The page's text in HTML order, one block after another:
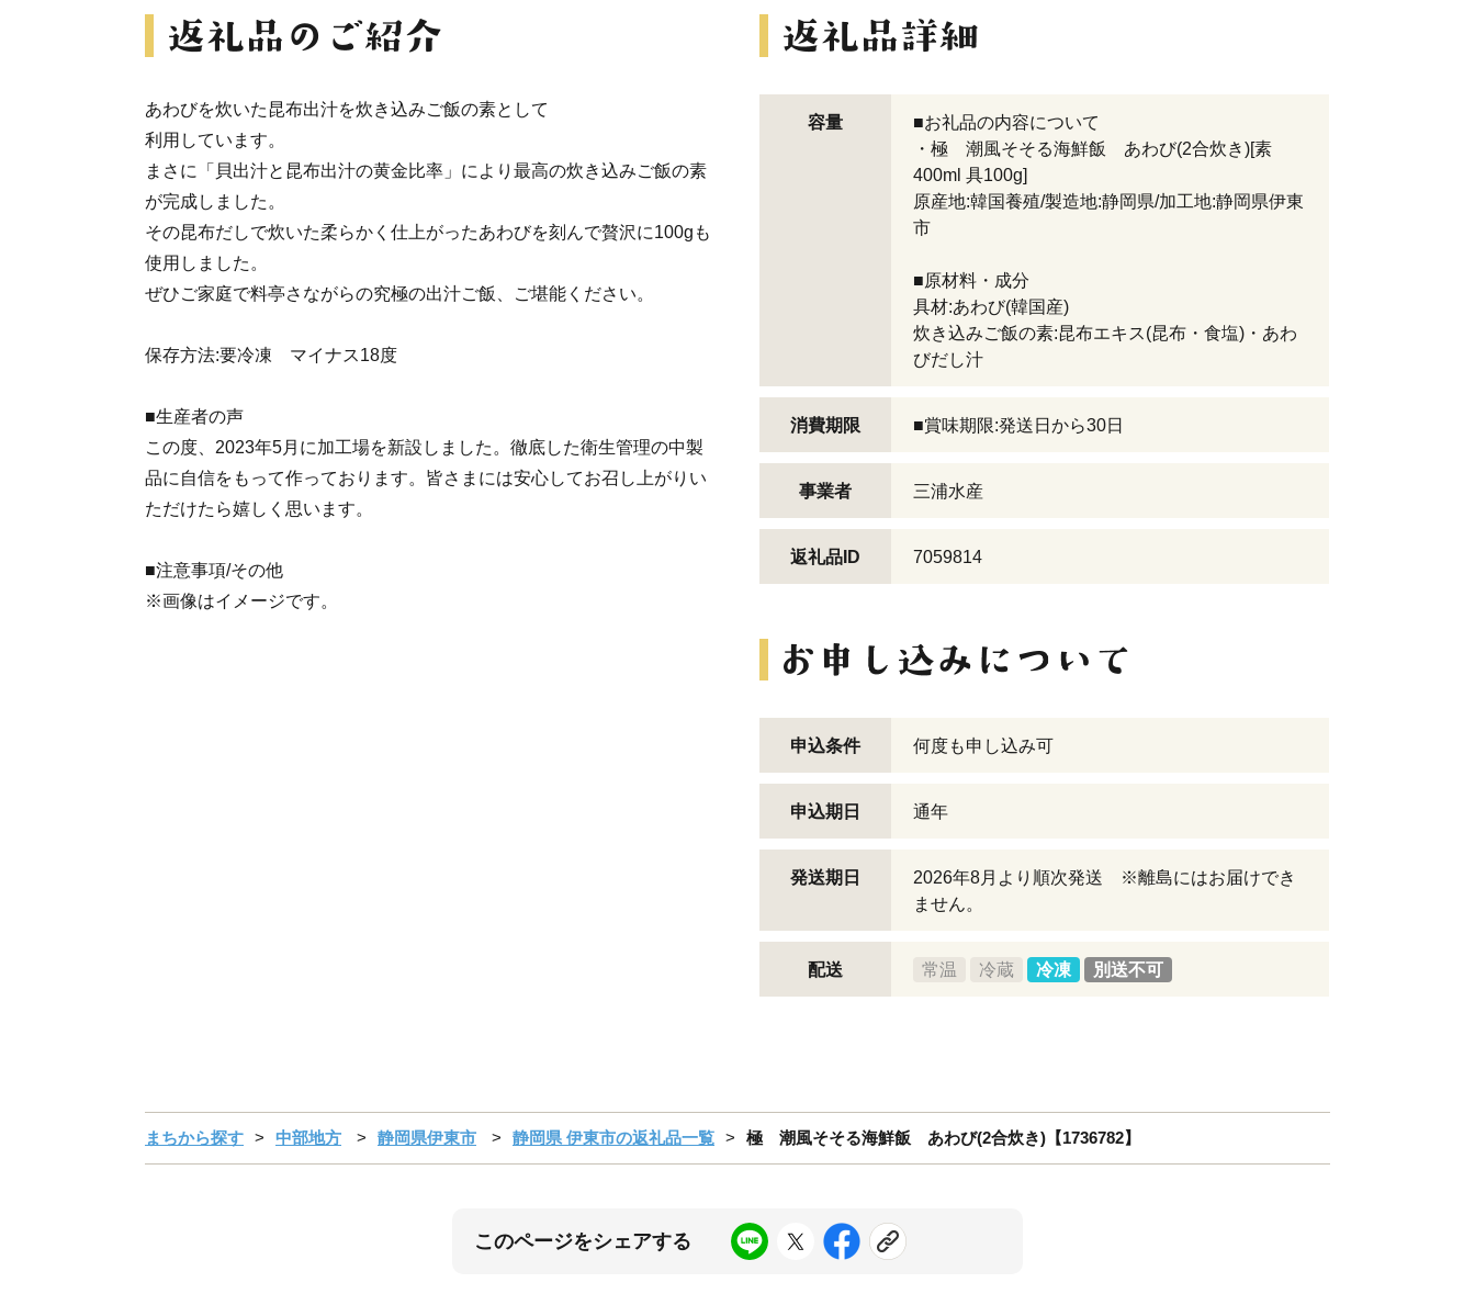
あわびを炊いた昆布出汁を炊き込みご飯の素として
利用しています。
まさに「貝出汁と昆布出汁の黄金比率」により最高の炊き込みご飯の素
が完成しました。
その昆布だしで炊いた柔らかく仕上がったあわびを刻んで贅沢に100gも
使用しました。
ぜひご家庭で料亭さながらの究極の出汁ご飯、ご堪能ください。
保存方法:要冷凍 マイナス18度
■生産者の声
この度、2023年5月に加工場を新設しました。徹底した衛生管理の中製
品に自信をもって作っております。皆さまには安心してお召し上がりい
ただけたら嬉しく思います。
■注意事項/その他
※画像はイメージです。
容量
■お礼品の内容について
・極 潮風そそる海鮮飯 あわび(2合炊き)[素
400ml 具100g]
原産地:韓国養殖/製造地:静岡県/加工地:静岡県伊東
市
■原材料・成分
具材:あわび(韓国産)
炊き込みご飯の素:昆布エキス(昆布・食塩)・あわ
びだし汁
消費期限 ■賞味期限:発送日から30日
事業者 三浦水産
返礼品ID 7059814
申込条件 何度も申し込み可
申込期日 通年
発送期日
2026年8月より順次発送 ※離島にはお届けでき
ません。
配送 常温 冷蔵 冷凍 別送不可
まちから探す 中部地方 静岡県伊東市 静岡県 伊東市の返礼品一覧 極 潮風そそる海鮮飯 あわび(2合炊き)【1736782】
このページをシェアする